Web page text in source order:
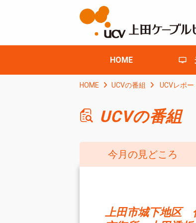
HOME
HOME UCVの番組 UCVレポー
UCVの番組
今月の見どころ
上田市城下地区